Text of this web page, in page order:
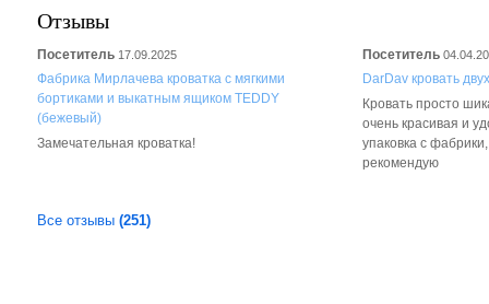
Отзывы
Посетитель 17.09.2025
Фабрика Мирлачева кроватка с мягкими
бортиками и выкатным ящиком TEDDY
(бежевый)
Замечательная кроватка!
Посетитель
DarDav кровать
Кровать просто
очень красивая и
упаковка с
рекомендую
Все отзывы (251)